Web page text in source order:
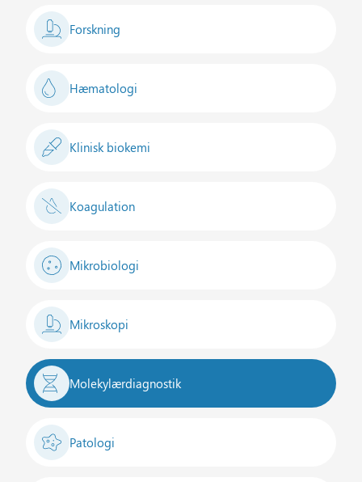
Forskning
Hæmatologi
Klinisk biokemi
Koagulation
Mikrobiologi
Mikroskopi
Molekylærdiagnostik
Patologi